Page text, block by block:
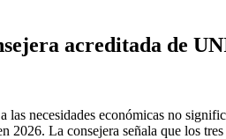
acreditada de
las necesidades económicas no
2026. La consejera señala que los